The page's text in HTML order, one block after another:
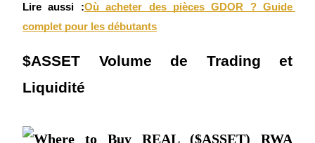
Partenaires Bitrue
Lire aussi :Où acheter des pièces GDOR ? Guide
complet pour les débutants
$ASSET Volume de Trading et
Liquidité